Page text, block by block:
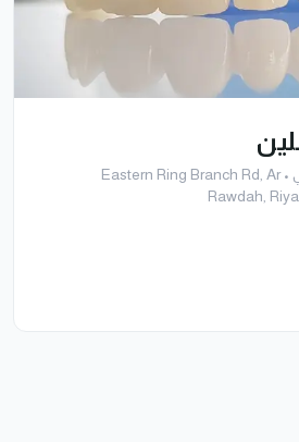
•
Eastern Ring Branch Rd, Ar
Rawdah,